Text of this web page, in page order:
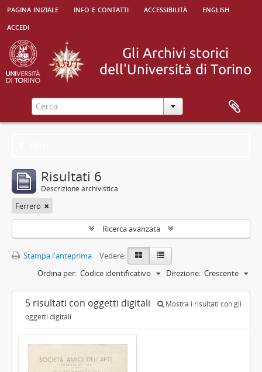
pagina iniziale info e contatti accessibilità
english
accedi
Risultati 6
Descrizione archivistica
Ferrero
Ricerca avanzata
Stampa l'anteprima
Vedere:
Ordina per: Codice identificativo Direzione: Crescente
5 risultati con oggetti digitali
Mostra i risultati con gli
oggetti digitali